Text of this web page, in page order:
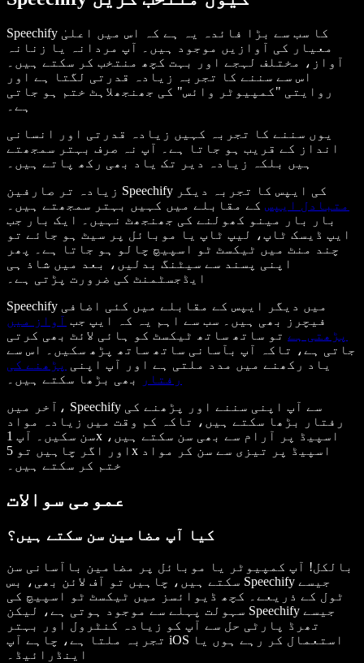
Speechify کا سب سے بڑا فائدہ یہ ہے کہ اس میں اعلیٰ
معیار کی آوازیں موجود ہیں۔ آپ مردانہ یا زنانہ
آواز، مختلف لہجے اور بہت کچھ منتخب کر سکتے ہیں۔
اس سے سننے کا تجربہ زیادہ قدرتی لگتا ہے اور
روایتی "کمپیوٹر وائس" کی جھنجھلاہٹ ختم ہو جاتی
ہے۔
یوں سننے کا تجربہ کہیں زیادہ قدرتی اور انسانی
انداز کے قریب ہو جاتا ہے۔ آپ نہ صرف بہتر سمجھتے
ہیں بلکہ زیادہ دیر تک یاد بھی رکھ پاتے ہیں۔
زیادہ تر صارفین Speechify کی ایپس کا تجربہ دیگر
متبادل ایپس کے مقابلے میں کہیں بہتر سمجھتے ہیں۔
بار بار مینو کھولنے کی جھنجھٹ نہیں۔ ایک بار جب
ایپ ڈیسک ٹاپ، لیپ ٹاپ یا موبائل پر سیٹ ہو جائے تو
چند منٹ میں ٹیکسٹ ٹو اسپیچ چالو ہو جاتا ہے۔ پھر
اپنی پسند سے سیٹنگ بدلیں، بعد میں شاذ ہی
ایڈجسٹمنٹ کی ضرورت پڑتی ہے۔
Speechify میں دیگر ایپس کے مقابلے میں کئی اضافی
فیچرز بھی ہیں۔ سب سے اہم یہ کہ ایپ جب آواز میں
پڑھتی ہے تو ساتھ ساتھ ٹیکسٹ کو ہائی لائٹ بھی کرتی
جاتی ہے، تاکہ آپ بآسانی ساتھ ساتھ پڑھ سکیں۔ اس سے
یاد رکھنے میں مدد ملتی ہے اور آپ اپنی پڑھنے کی
رفتار
بھی بڑھا سکتے ہیں۔
آخر میں، Speechify سے آپ اپنی سننے اور پڑھنے کی
رفتار بڑھا سکتے ہیں، تاکہ کم وقت میں زیادہ مواد
سن سکیں۔ آپ 1x اسپیڈ پر آرام سے بھی سن سکتے ہیں،
اور اگر چاہیں تو 5x اسپیڈ پر تیزی سے سن کر مواد
ختم کر سکتے ہیں۔
عمومی سوالات
کیا آپ مضامین سن سکتے ہیں؟
بالکل! آپ کمپیوٹر یا موبائل پر مضامین باآسانی سن
سکتے ہیں، چاہیں تو آف لائن بھی، بس Speechify جیسے
ٹول کے ذریعے۔ کچھ ڈیوائسز میں ٹیکسٹ ٹو اسپیچ کی
سہولت پہلے سے موجود ہوتی ہے، لیکن Speechify جیسے
تھرڈ پارٹی حل سے آپ کو زیادہ کنٹرول اور بہتر
تجربہ ملتا ہے، چاہے آپ iOS استعمال کر رہے ہوں یا
اینڈرائیڈ۔